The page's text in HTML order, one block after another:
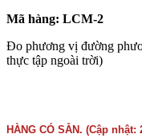
Mã hàng: LCM-2
Đo phương vị đường
thực tập ngoài trời)
HÀNG CÓ SẴN. (Cập nhật: